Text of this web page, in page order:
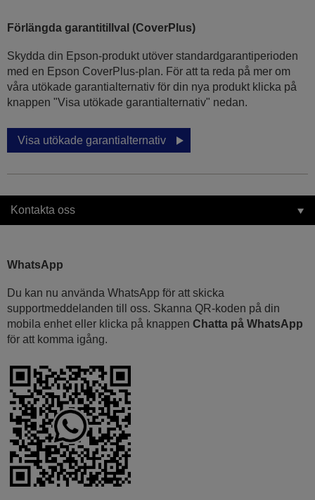
Förlängda garantitillval (CoverPlus)
Skydda din Epson-produkt utöver standardgarantiperioden
med en Epson CoverPlus-plan. För att ta reda på mer om
våra utökade garantialternativ för din nya produkt klicka på
knappen "Visa utökade garantialternativ" nedan.
Visa utökade garantialternativ
Kontakta oss
WhatsApp
Du kan nu använda WhatsApp för att skicka
supportmeddelanden till oss. Skanna QR-koden på din
mobila enhet eller klicka på knappen Chatta på WhatsApp
för att komma igång.